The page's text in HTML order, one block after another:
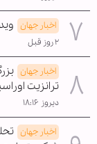
اخبار جهان
۲ روز قبل
اخبار جهان
ترانزیت
دیروز ۱۸:۱۶
اخبار جهان